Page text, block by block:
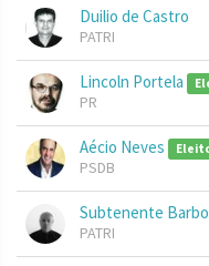
Duilio de Castro
PATRI
Lincoln Portela
PR
Aécio Neves
PSDB
Subtenente
PATRI